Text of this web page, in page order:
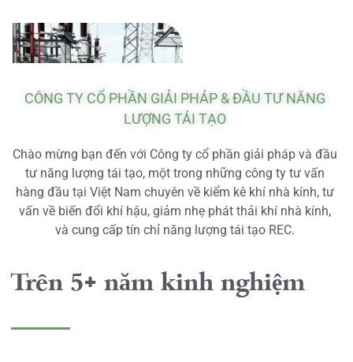
CÔNG TY CỔ PHẦN GIẢI PHÁP & ĐẦU TƯ NĂNG
LƯỢNG TÁI TẠO
Chào mừng bạn đến với Công ty cổ phần giải pháp và đầu
tư năng lượng tái tạo, một trong những công ty tư vấn
hàng đầu tại Việt Nam chuyên về kiểm kê khí nhà kính, tư
vấn về biến đổi khí hậu, giảm nhẹ phát thải khí nhà kính,
và cung cấp tín chỉ năng lượng tái tạo REC.
Trên 5+ năm kinh nghiệm